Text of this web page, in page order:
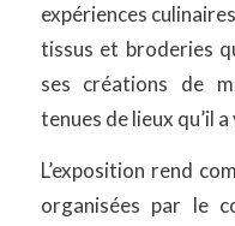
expériences
tissus et broderies
ses créations de
tenues de lieux qu’il
L’exposition rend
organisées par le